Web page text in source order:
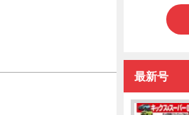
最新号